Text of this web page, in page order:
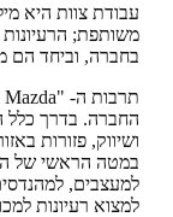
עבודת צוות היא
משותפת; הרעיונות
בחברה, וביחד הם
החברה. בדרך כלל
ושיווק, פזורות
במטה הראשי של
למעצבים,
למצוא רעיונות